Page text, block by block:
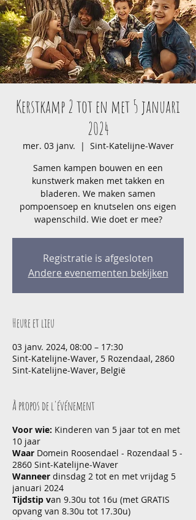
Kerstkamp 2 tot en met 5 januari
2024
mer. 03 janv.
  |
Sint-Katelijne-Waver
Samen kampen bouwen en een
kunstwerk maken met takken en
bladeren. We maken samen
pompoensoep en knutselen ons eigen
wapenschild. Wie doet er mee?
Registratie is afgesloten
Andere evenementen bekijken
Heure et lieu
03 janv. 2024, 08:00 – 17:30
Sint-Katelijne-Waver, 5 Rozendaal, 2860
Sint-Katelijne-Waver, België
À propos de l'événement
Voor wie: Kinderen van 5 jaar tot en met
10 jaar
Waar Domein Roosendael - Rozendaal 5 -
2860 Sint-Katelijne-Waver
Wanneer dinsdag 2 tot en met vrijdag 5
januari 2024
Tijdstip van 9.30u tot 16u (met GRATIS
opvang van 8.30u tot 17.30u)